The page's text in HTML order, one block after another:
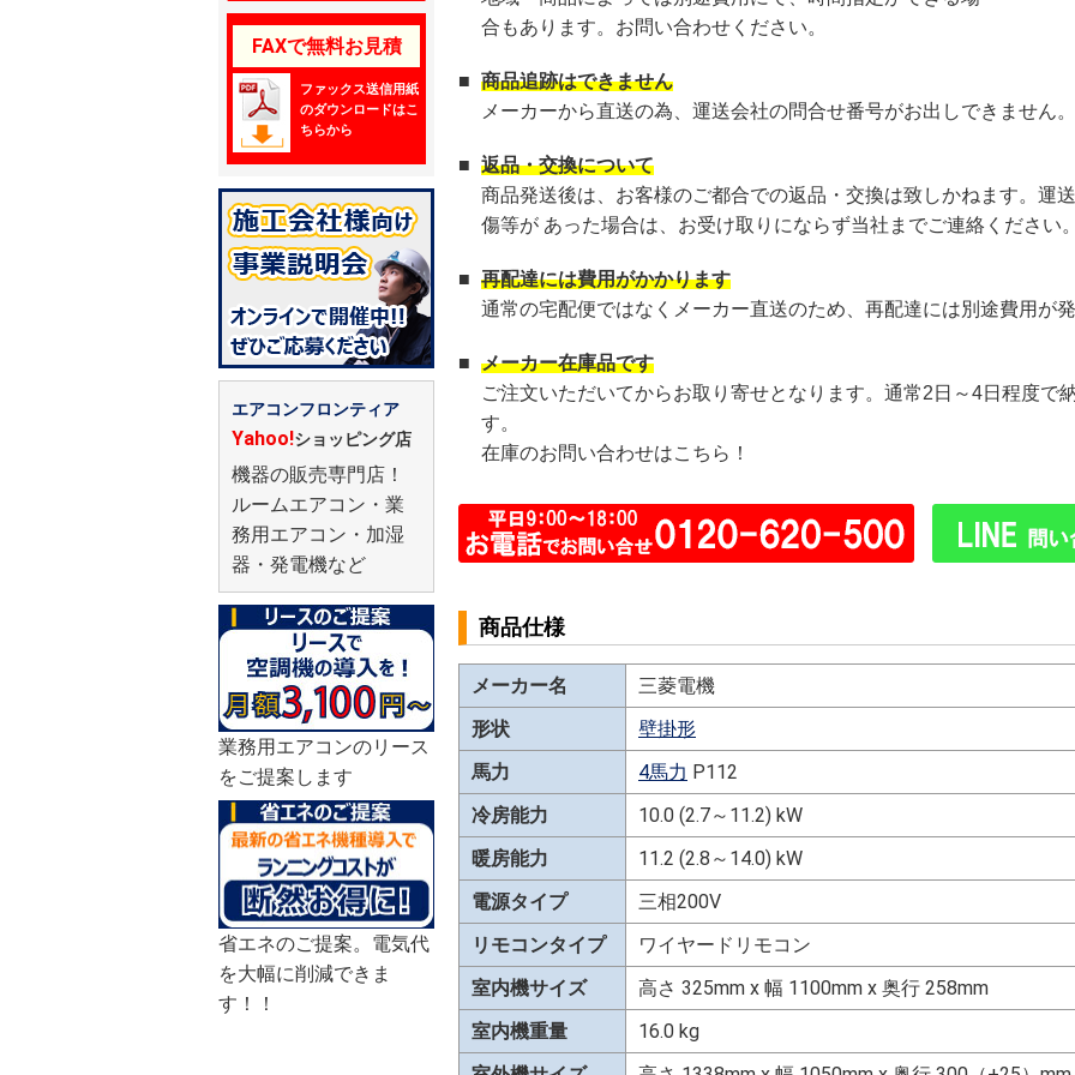
FAXで無料お見積
ファックス送信用紙
のダウンロードはこ
ちらから
エアコンフロンティア
Yahoo!ショッピング店
機器の販売専門店！
ルームエアコン・業
務用エアコン・加湿
器・発電機など
業務用エアコンのリース
をご提案します
省エネのご提案。電気代
を大幅に削減できま
す！！
合もあります。お問い合わせください。
■ 商品追跡はできません
メーカーから直送の為、運送会社の問合せ番号がお出しできません
■ 返品・交換について
商品発送後は、お客様のご都合での返品・交換は致しかねます。運
傷等が あった場合は、お受け取りにならず当社までご連絡ください
■ 再配達には費用がかかります
通常の宅配便ではなくメーカー直送のため、再配達には別途費用が
■ メーカー在庫品です
ご注文いただいてからお取り寄せとなります。通常2日～4日程度で
す。
在庫のお問い合わせはこちら！
商品仕様
メーカー名
三菱電機
形状
壁掛形
馬力
4馬力 P112
冷房能力
10.0 (2.7～11.2) kW
暖房能力
11.2 (2.8～14.0) kW
電源タイプ
三相200V
リモコンタイプ
ワイヤードリモコン
室内機サイズ
高さ 325mm x 幅 1100mm x 奥行 258mm
室内機重量
16.0 kg